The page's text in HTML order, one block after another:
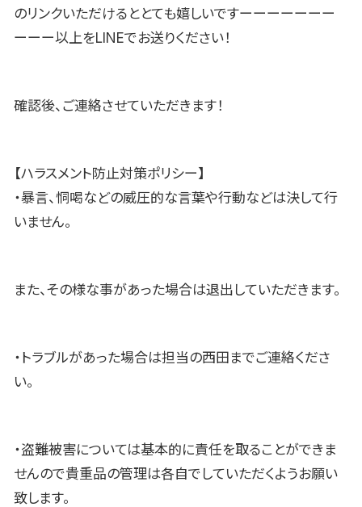
のリンクいただけるととても嬉しいですーーーーーーー
ーーー以上をLINEでお送りください！
確認後、ご連絡させていただきます！
【ハラスメント防止対策ポリシー】
・暴言、恫喝などの威圧的な言葉や行動などは決して行
いません。
また、その様な事があった場合は退出していただきます。
・トラブルがあった場合は担当の西田までご連絡くださ
い。
・盗難被害については基本的に責任を取ることができま
せんので貴重品の管理は各自でしていただくようお願い
致します。